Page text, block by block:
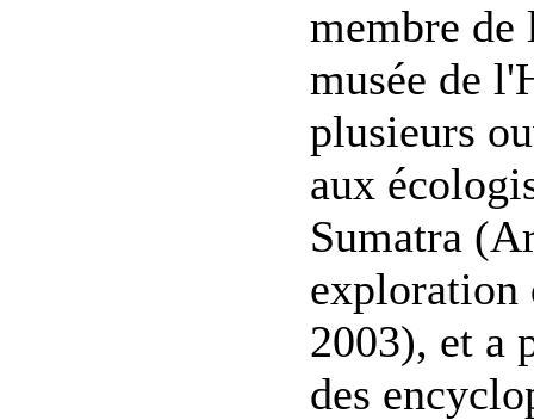
membre de
musée de
plusieurs
aux
Sumatra
exploration
2003), et a
des